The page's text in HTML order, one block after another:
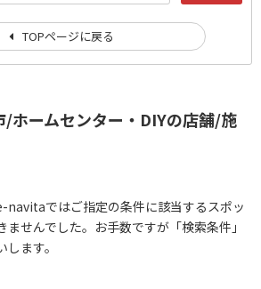
/ホームセンター・DIYの店舗/施
navitaではご指定の条件に該当するスポッ
ませんでした。お手数ですが「検索条件」
ます。
TOPページに戻る